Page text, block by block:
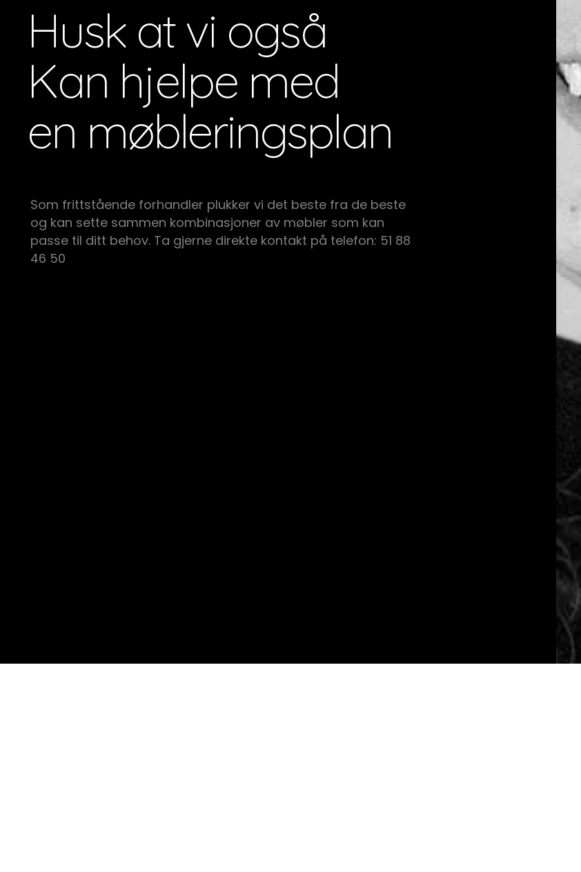
Husk at vi også
Kan hjelpe med
en møbleringsplan
Som frittstående forhandler plukker vi det beste fra de beste
og kan sette sammen kombinasjoner av møbler som kan
passe til ditt behov. Ta gjerne direkte kontakt på telefon: 51 88
46 50